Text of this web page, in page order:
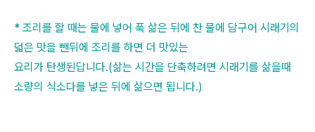
* 조리를 할 때는 물에 넣어 푹 삶은 뒤에 찬 물에 담구어 시래기의
덟은 맛을 뺀뒤에 조리를 하면 더 맛있는
요리가 탄생된답니다.(삶는 시간을 단축하려면 시래기를 삶을때
소량의 식소다를 넣은 뒤에 삶으면 됩니다.)